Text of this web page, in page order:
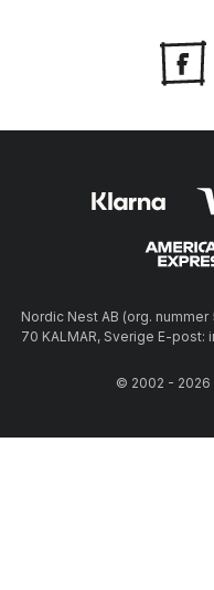
Nordic Nest AB (org.
70 KALMAR, Sverige E-
© 2002 - 2026